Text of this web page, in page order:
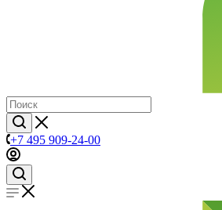
+7 495 909-24-00